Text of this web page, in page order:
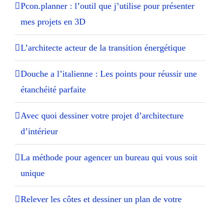
Pcon.planner : l’outil que j’utilise pour présenter
mes projets en 3D
L’architecte acteur de la transition énergétique
Douche a l’italienne : Les points pour réussir une
étanchéité parfaite
Avec quoi dessiner votre projet d’architecture
d’intérieur
La méthode pour agencer un bureau qui vous soit
unique
Relever les côtes et dessiner un plan de votre